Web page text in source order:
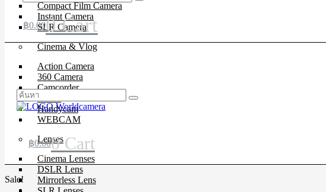
Compact Film Camera
Instant Camera
SLR Camera
Cinema & Vlog
Action Camera
360 Camera
Camcorder
Drone
Handycam
WEBCAM
Lenses
Cinema Lenses
DSLR Lens
Mirrorless Lens
฿0.000 Cart
฿0.000 Cart
Sale!